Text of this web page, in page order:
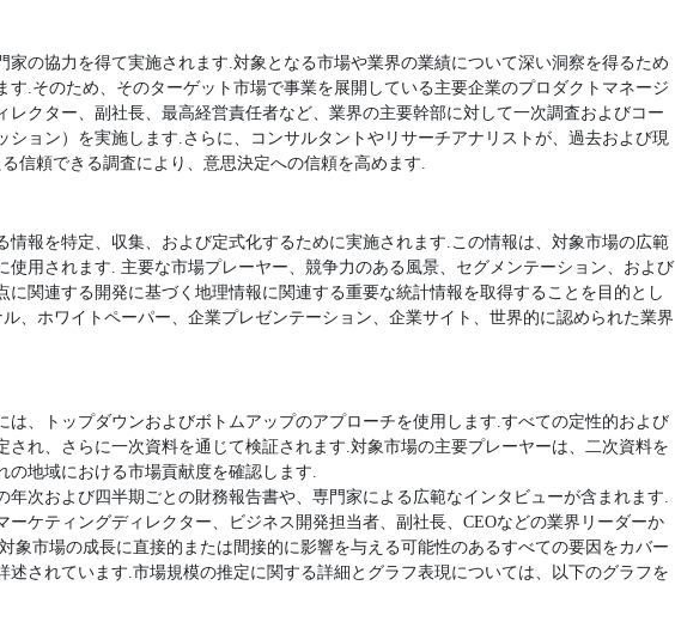
の協力を得て実施されます.対象となる市場や業界の業績について深い洞察を得るため
す.そのため、そのターゲット市場で事業を展開している主要企業のプロダクトマネージ
レクター、副社長、最高経営責任者など、業界の主要幹部に対して一次調査およびコー
ション）を実施します.さらに、コンサルタントやリサーチアナリストが、過去および現
信頼できる調査により、意思決定への信頼を高めます.
情報を特定、収集、および定式化するために実施されます.この情報は、対象市場の広範
使用されます. 主要な市場プレーヤー、競争力のある風景、セグメンテーション、および
に関連する開発に基づく地理情報に関連する重要な統計情報を取得することを目的とし
、ホワイトペーパー、企業プレゼンテーション、企業サイト、世界的に認められた業界
は、トップダウンおよびボトムアップのアプローチを使用します.すべての定性的および
され、さらに一次資料を通じて検証されます.対象市場の主要プレーヤーは、二次資料を
地域における市場貢献度を確認します.
次および四半期ごとの財務報告書や、専門家による広範なインタビューが含まれます.
ケティングディレクター、ビジネス開発担当者、副社長、CEOなどの業界リーダーか
象市場の成長に直接的または間接的に影響を与える可能性のあるすべての要因をカバー
述されています.市場規模の推定に関する詳細とグラフ表現については、以下のグラフを